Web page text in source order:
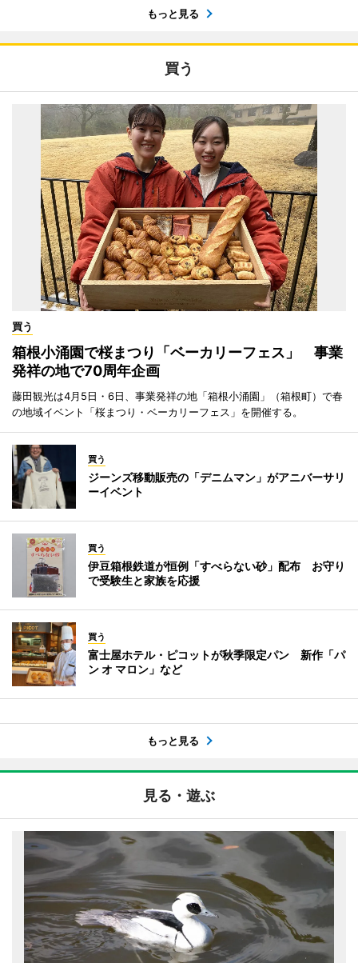
もっと見る
買う
買う
箱根小涌園で桜まつり「ベーカリーフェス」 事業
発祥の地で70周年企画
藤田観光は4月5日・6日、事業発祥の地「箱根小涌園」（箱根町）で春
の地域イベント「桜まつり・ベーカリーフェス」を開催する。
買う
ジーンズ移動販売の「デニムマン」がアニバーサリ
ーイベント
買う
伊豆箱根鉄道が恒例「すべらない砂」配布 お守り
で受験生と家族を応援
買う
富士屋ホテル・ピコットが秋季限定パン 新作「パ
ン オ マロン」など
もっと見る
見る・遊ぶ